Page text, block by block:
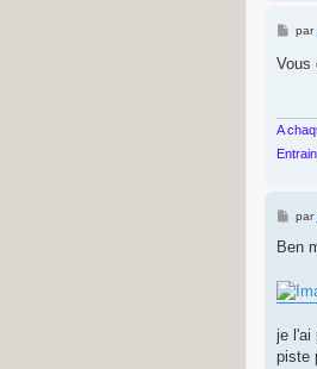
M
s
par
Vous
A
M
s
g
e
par
Ben
je l'ai
piste